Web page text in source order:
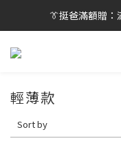
👔挺爸行動：全
👔挺爸滿額贈：
【刷卡/電子支付
輕薄款
Sort by